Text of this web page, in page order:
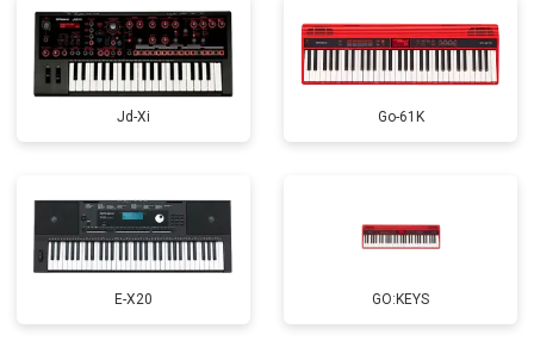
Jd-Xi Go-61K
E-X20 GO:KEYS